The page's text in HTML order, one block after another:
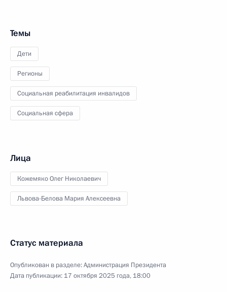
Темы
Дети
Регионы
Социальная реабилитация инвалидов
Социальная сфера
Лица
Кожемяко Олег Николаевич
Львова-Белова Мария Алексеевна
Статус материала
Опубликован в разделе:Администрация Президента
Дата публикации: 17 октября 2025 года, 18:00